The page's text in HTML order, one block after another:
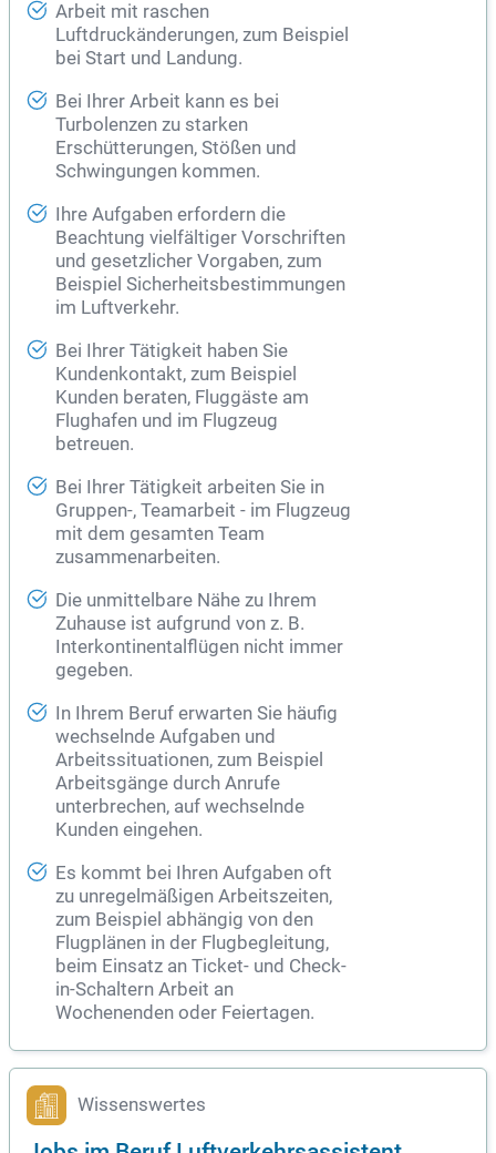
Arbeit mit raschen
Luftdruckänderungen, zum Beispiel
bei Start und Landung.
Bei Ihrer Arbeit kann es bei
Turbolenzen zu starken
Erschütterungen, Stößen und
Schwingungen kommen.
Ihre Aufgaben erfordern die
Beachtung vielfältiger Vorschriften
und gesetzlicher Vorgaben, zum
Beispiel Sicherheitsbestimmungen
im Luftverkehr.
Bei Ihrer Tätigkeit haben Sie
Kundenkontakt, zum Beispiel
Kunden beraten, Fluggäste am
Flughafen und im Flugzeug
betreuen.
Bei Ihrer Tätigkeit arbeiten Sie in
Gruppen-, Teamarbeit - im Flugzeug
mit dem gesamten Team
zusammenarbeiten.
Die unmittelbare Nähe zu Ihrem
Zuhause ist aufgrund von z. B.
Interkontinentalflügen nicht immer
gegeben.
In Ihrem Beruf erwarten Sie häufig
wechselnde Aufgaben und
Arbeitssituationen, zum Beispiel
Arbeitsgänge durch Anrufe
unterbrechen, auf wechselnde
Kunden eingehen.
Es kommt bei Ihren Aufgaben oft
zu unregelmäßigen Arbeitszeiten,
zum Beispiel abhängig von den
Flugplänen in der Flugbegleitung,
beim Einsatz an Ticket- und Check-
in-Schaltern Arbeit an
Wochenenden oder Feiertagen.
Wissenswertes